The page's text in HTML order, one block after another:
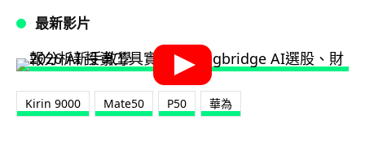
最新影片
Kirin 9000 Mate50 P50 華為